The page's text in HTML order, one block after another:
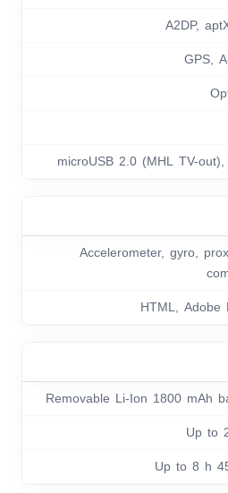
GPS,
microUSB 2.0 (MHL TV-
Accelerometer, gyro,
HTML, Adobe
Removable Li-Ion 1800 mAh
Up to
Up to 8 h